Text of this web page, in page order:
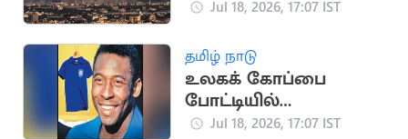
பாலஸ்தீனர்கள்
Jul 18, 2026, 17:07 IST
தமிழ் நாடு
உலகக் கோப்பை
போட்டியில்
பயன்படுத்திய பீலே
Jul 18, 2026, 17:07 IST